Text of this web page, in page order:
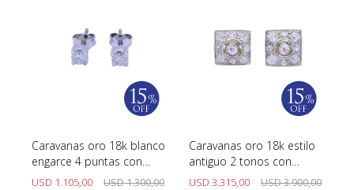
Caravanas oro 18k blanco
engarce 4 puntas con
brillantes.
USD 1.105,00 USD1.300,00
Caravanas oro 18k estilo
antiguo 2 tonos con
brillantes.
USD 3.315,00 USD3.900,00